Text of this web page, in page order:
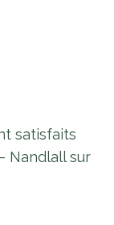
satisfaits
Nandlall sur